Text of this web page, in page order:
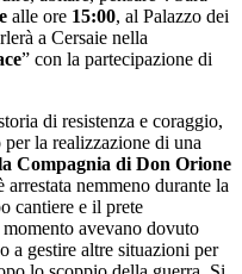
alle ore 15:00, al Palazzo dei
a Cersaie nella
” con la partecipazione di
di resistenza e coraggio,
la realizzazione di una
Compagnia di Don Orione
nemmeno durante la
cantiere e il prete
avevano dovuto
a gestire altre situazioni per